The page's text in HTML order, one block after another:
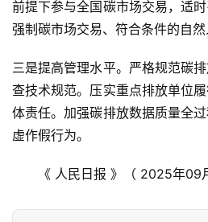
前提下参与全国碳市场交易，适
强制碳市场交易、符合条件的自然
三是提高管理水平。严格规范碳
查技术规范。压实重点排放单位
体责任。加强碳排放数据质量全
虚作假行为。
《 人民日报 》（ 2025年09月